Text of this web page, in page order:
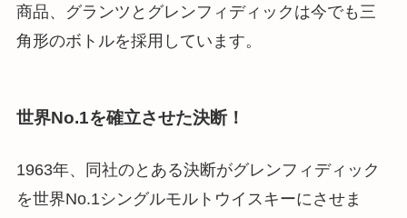
商品、グランツとグレンフィディックは今でも三
角形のボトルを採用しています。
世界No.1を確立させた決断！
1963年、同社のとある決断がグレンフィディック
を世界No.1シングルモルトウイスキーにさせま